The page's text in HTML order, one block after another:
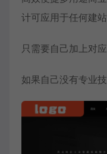
计可应用于任何建站
只需要自己加上对
如果自己没有专业